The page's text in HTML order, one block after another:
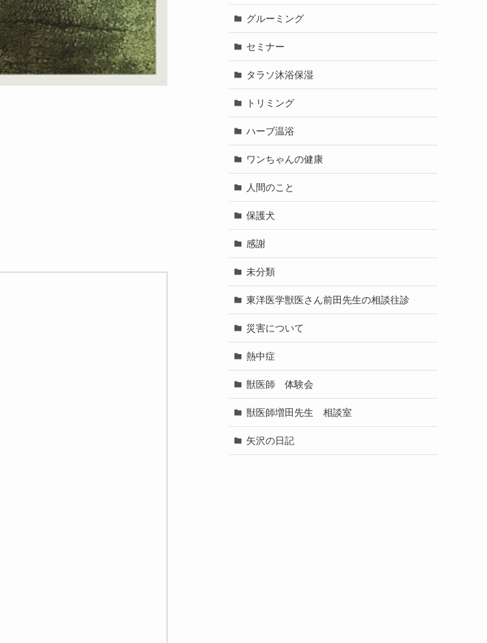
グルーミング
セミナー
タラソ沐浴保湿
トリミング
ハーブ温浴
ワンちゃんの健康
人間のこと
保護犬
感謝
未分類
東洋医学獣医さん前田先生の相談往診
災害について
熱中症
獣医師 体験会
獣医師増田先生 相談室
矢沢の日記